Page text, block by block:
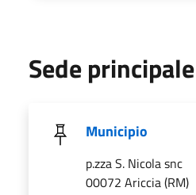
Sede principale
Municipio
p.zza S. Nicola snc
00072 Ariccia (RM)